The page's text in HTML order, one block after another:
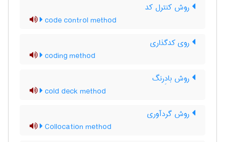
روش کنترل کد
code control method
روی کدگذاری
coding method
روش بادِرنگ
cold deck method
روش گردآوری
Collocation method